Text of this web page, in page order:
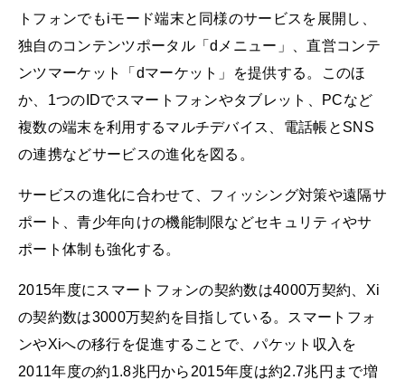
トフォンでもiモード端末と同様のサービスを展開し、
独自のコンテンツポータル「dメニュー」、直営コンテ
ンツマーケット「dマーケット」を提供する。このほ
か、1つのIDでスマートフォンやタブレット、PCなど
複数の端末を利用するマルチデバイス、電話帳とSNS
の連携などサービスの進化を図る。
サービスの進化に合わせて、フィッシング対策や遠隔サ
ポート、青少年向けの機能制限などセキュリティやサ
ポート体制も強化する。
2015年度にスマートフォンの契約数は4000万契約、Xi
の契約数は3000万契約を目指している。スマートフォ
ンやXiへの移行を促進することで、パケット収入を
2011年度の約1.8兆円から2015年度は約2.7兆円まで増